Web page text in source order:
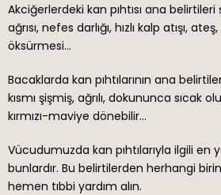
Akciğerlerdeki kan pıhtısı ana belirtileri
ağrısı, nefes darlığı, hızlı kalp atışı,
öksürmesi…
Bacaklarda kan pıhtılarının ana
kısmı şişmiş, ağrılı, dokununca sıcak
kırmızı-maviye dönebilir…
Vücudumuzda kan pıhtılarıyla ilgili en
bunlardır. Bu belirtilerden herhangi
hemen tıbbi yardım alın.